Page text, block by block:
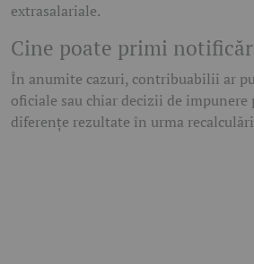
extrasalariale.
Cine poate primi
În anumite cazuri, contribuabilii ar
oficiale sau chiar decizii de
diferențe rezultate în urma